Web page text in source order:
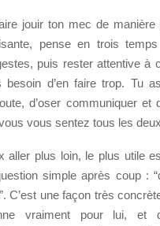
jouir ton mec de manière
pense en trois
puis rester attentive à
besoin d’en faire trop. Tu
d’oser communiquer
vous sentez tous les
aller plus loin, le plus utile
simple après coup :
C’est une façon très
vraiment pour lui, et